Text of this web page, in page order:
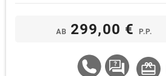
AB 299,00 € P.P.